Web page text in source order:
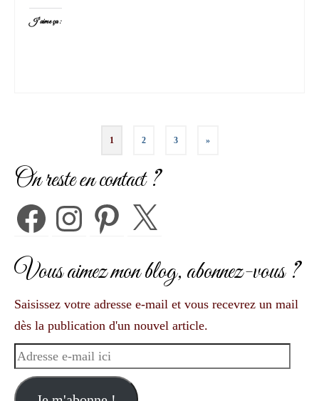
J’aime ça :
Pagination
des
publications
1 2 3 »
On reste en contact ?
FacebookInstagramPinterest X
Vous aimez mon blog, abonnez-vous ?
Saisissez votre adresse e-mail et vous recevrez un mail
dès la publication d'un nouvel article.
Adresse
mail